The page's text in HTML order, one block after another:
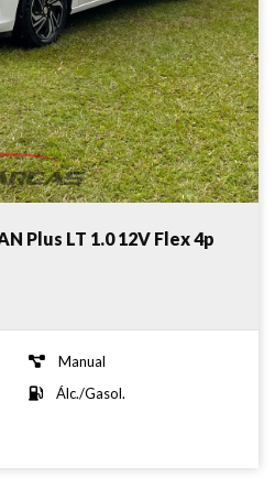
Plus LT 1.0 12V Flex 4p
Manual
Álc./Gasol.